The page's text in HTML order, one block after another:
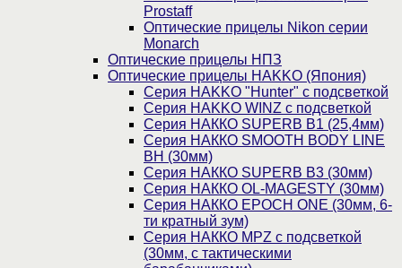
Prostaff
Оптические прицелы Nikon серии
Monarch
Оптические прицелы НПЗ
Оптические прицелы HAKKO (Япония)
Cерия HAKKO "Hunter" с подсветкой
Серия НAKKO WINZ с подсветкой
Серия НАККО SUPERB B1 (25,4мм)
Серия НАККО SMOOTH BODY LINE
BH (30мм)
Серия НАККО SUPERB B3 (30мм)
Серия НАККО OL-MAGESTY (30мм)
Серия НАККО EPOCH ONE (30мм, 6-
ти кратный зум)
Серия НАККО MPZ с подсветкой
(30мм, c тактическими